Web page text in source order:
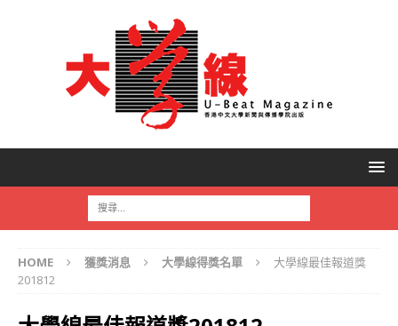
HOME 獲獎消息 大學線得獎名單
大學線最佳報道獎
201812